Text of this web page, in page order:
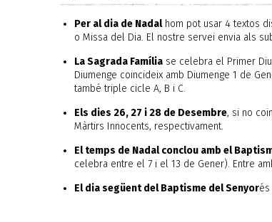
Per al dia de Nadalhom pot usar 4 textos
o Missa del Dia. El nostre servei envia als
La Sagrada Família se celebra el Primer
Diumenge coincideix amb Diumenge 1 de
també triple cicle A, B i C.
Els dies 26, 27 i 28 de Desembre, si no
Màrtirs Innocents, respectivament.
El temps de Nadal conclou amb el
celebra entre el 7 i el 13 de Gener). Entre
El dia següent del Baptisme del Senyor